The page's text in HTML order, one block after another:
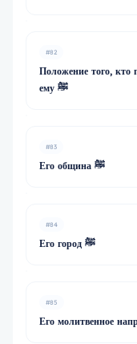
#82
Положение того, кто
ему ﷺ
#83
Его община ﷺ
#84
Его город ﷺ
#85